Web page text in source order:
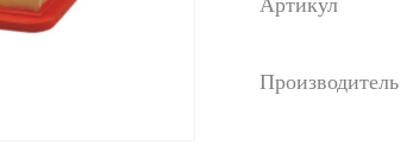
Артикул
Производитель